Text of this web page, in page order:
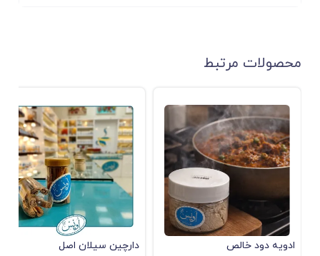
محصولات مرتبط
ادویه دود خالص دارچین سیلان اصل